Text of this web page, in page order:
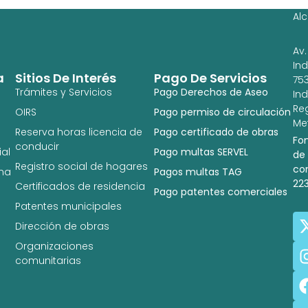
Pago De Servicios
Pago Derechos de Aseo
Pago permiso de circulación
Pago certificado de obras
Pago multas SERVEL
Pagos multas TAG
Pago patentes comerciales
Sitios De Interés
Trámites y Servicios
OIRS
Reserva horas licencia de
conducir
Registro social de hogares
Certificados de residencia
Patentes municipales
Dirección de obras
Organizaciones
comunitarias
Av.
de